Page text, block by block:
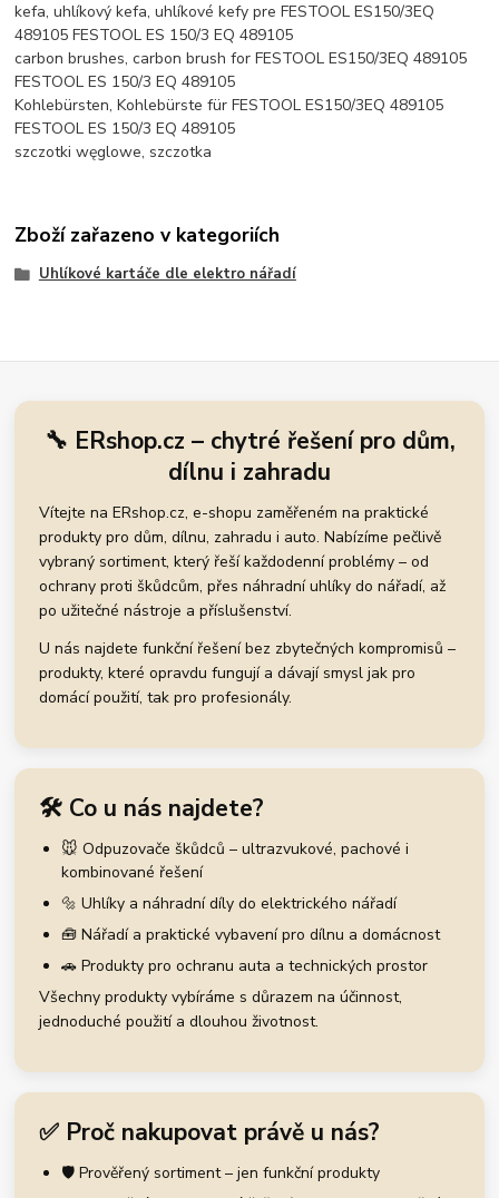
kefa, uhlíkový kefa, uhlíkové kefy pre FESTOOL ES150/3EQ
489105 FESTOOL ES 150/3 EQ 489105
carbon brushes, carbon brush for FESTOOL ES150/3EQ 489105
FESTOOL ES 150/3 EQ 489105
Kohlebürsten, Kohlebürste für FESTOOL ES150/3EQ 489105
FESTOOL ES 150/3 EQ 489105
szczotki węglowe, szczotka
Zboží zařazeno v kategoriích
Uhlíkové kartáče dle elektro nářadí
🔧 ERshop.cz – chytré řešení pro dům,
dílnu i zahradu
Vítejte na ERshop.cz, e-shopu zaměřeném na praktické
produkty pro dům, dílnu, zahradu i auto. Nabízíme pečlivě
vybraný sortiment, který řeší každodenní problémy – od
ochrany proti škůdcům, přes náhradní uhlíky do nářadí, až
po užitečné nástroje a příslušenství.
U nás najdete funkční řešení bez zbytečných kompromisů –
produkty, které opravdu fungují a dávají smysl jak pro
domácí použití, tak pro profesionály.
🛠️ Co u nás najdete?
🐭 Odpuzovače škůdců – ultrazvukové, pachové i
kombinované řešení
🔩 Uhlíky a náhradní díly do elektrického nářadí
🧰 Nářadí a praktické vybavení pro dílnu a domácnost
🚗 Produkty pro ochranu auta a technických prostor
Všechny produkty vybíráme s důrazem na účinnost,
jednoduché použití a dlouhou životnost.
✅ Proč nakupovat právě u nás?
🛡️ Prověřený sortiment – jen funkční produkty